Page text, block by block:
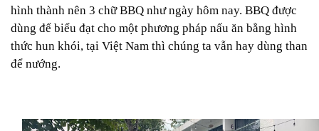
hình thành nên 3 chữ BBQ như ngày hôm nay. BBQ được
dùng để biểu đạt cho một phương pháp nấu ăn bằng hình
thức hun khói, tại Việt Nam thì chúng ta vẫn hay dùng than
để nướng.